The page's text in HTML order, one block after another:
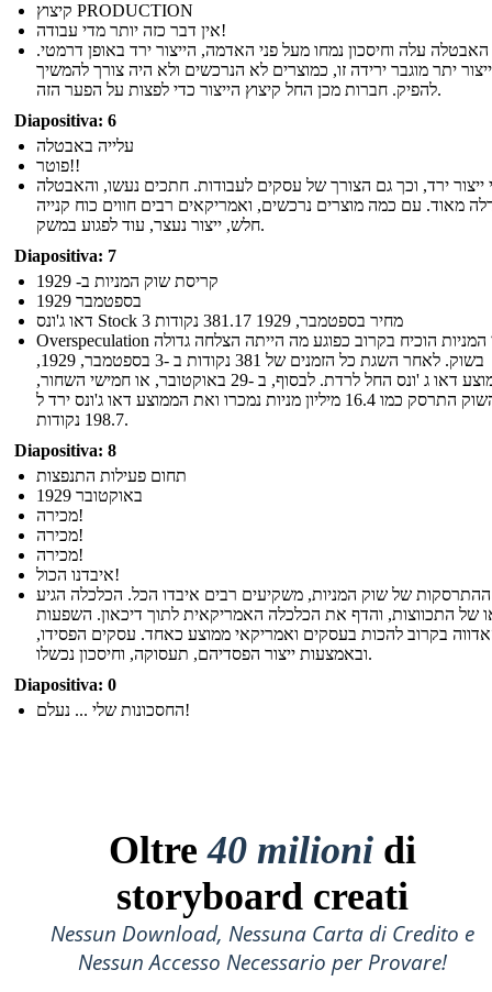
קיצוץ PRODUCTION
אין דבר כזה יותר מדי עבודה!
האבטלה עלה וחיסכון נמחו מעל פני האדמה, הייצור ירד באופן דרמטי.
ייצור יתר מוגבר ירידה זו, כמוצרים לא הנרכשים ולא היה צורך להמשיך
להפיק. חברות מכן החל קיצוץ הייצור כדי לפצות על הפער הזה.
Diapositiva: 6
עלייה באבטלה
פוטר!!
ייצור ירד, וכך גם הצורך של עסקים לעבודות. חתכים נעשו, והאבטלה
מאוד. עם כמה מוצרים נרכשים, ואמריקאים רבים חווים כוח קנייה
חלש, ייצור נעצר, עוד לפגוע במשק.
Diapositiva: 7
קריסת שוק המניות ב- 1929
בספטמבר 1929
דאו ג'ונס Stock 3 מחיר בספטמבר, 1929 381.17 נקודות
Overspeculation במחירי המניות הוכיח בקרוב כפוגע מה הייתה הצלחה גדולה
בשוק. לאחר השגת כל הזמנים של 381 נקודות ב -3 בספטמבר, 1929,
הממוצע דאו ג 'ונס החל לרדת. לבסוף, ב -29 באוקטובר, או חמישי השחור,
השוק התרסק כמו 16.4 מיליון מניות נמכרו ואת הממוצע דאו ג'ונס ירד ל
198.7 נקודות.
Diapositiva: 8
תחום פעילות התנפצות
באוקטובר 1929
מכירה!
מכירה!
מכירה!
איבדנו הכול!
של שוק המניות, משקיעים רבים איבדו הכל. הכלכלה הגיע
של התכווצות, והדף את הכלכלה האמריקאית לתוך דיכאון. השפעות
בקרוב להכות בעסקים ואמריקאי ממוצע כאחד. עסקים הפסידו,
ובאמצעות ייצור הפסדיהם, תעסוקה, וחיסכון נכשלו.
Diapositiva: 0
החסכונות שלי ... נעלם!
Oltre40 milioni di
storyboard creati
Nessun Download, Nessuna Carta di Credito e
Nessun Accesso Necessario per Provare!